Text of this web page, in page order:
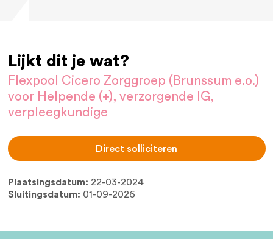
Lijkt dit je wat?
Flexpool Cicero Zorggroep (Brunssum e.o.)
voor Helpende (+), verzorgende IG,
verpleegkundige
Direct solliciteren
Plaatsingsdatum: 22-03-2024
Sluitingsdatum: 01-09-2026